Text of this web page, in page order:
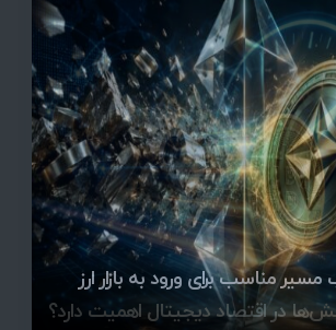
مسیر مناسب برای ورود به بازار ارز
در اقتصاد دیجیتال اهمیت دارد؟
رمزارزها در جهان / مهم‌ترین
مشخص شد
بازار رمزارزها / بیت‌کوین سبز شد
قیمت تتر، بیت‌کوین و اتریوم امروز دوشنبه ۵ مرداد
این مرز را از دست بدهد، همه‌چیز
رقابت پنهان دولت‌ها بر سر بیت‌کوین/ ۱۰ کشور برتر
رمزارزها / بیت‌کوین وارد فاز تازه شد
ارز دیجیتال؛ شکایت میلیاردی روی